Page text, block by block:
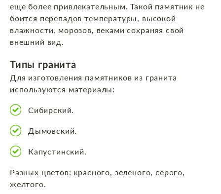
еще более привлекательным. Такой памятник не
боится перепадов температуры, высокой
влажности, морозов, веками сохраняя свой
внешний вид.
Типы гранита
Для изготовления памятников из гранита
используются материалы:
Сибирский.
Дымовский.
Капустинский.
Разных цветов: красного, зеленого, серого,
желтого.